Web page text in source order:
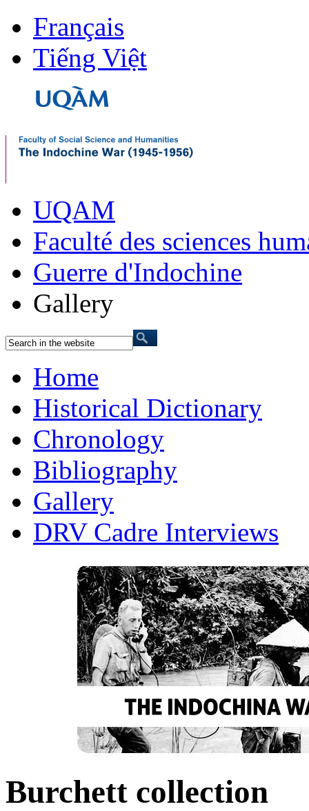
Français
Tiếng Việt
UQAM
Faculté des sciences
Guerre d'Indochine
Gallery
Home
Historical Dictionary
Chronology
Bibliography
Gallery
DRV Cadre Interviews
Burchett collection